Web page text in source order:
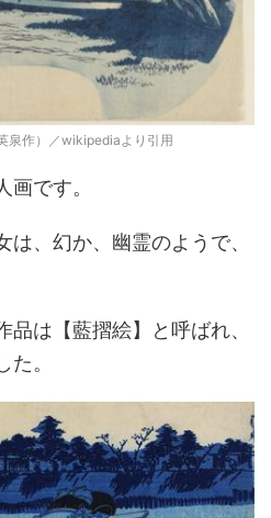
泉作）／wikipediaより引用
です。
、幻か、幽霊のようで、
品は【藍摺絵】と呼ばれ、
。